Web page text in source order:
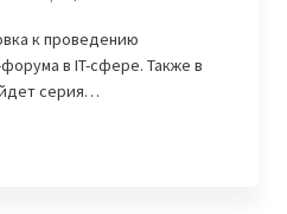
к проведению
в IT-сфере. Также в
серия…